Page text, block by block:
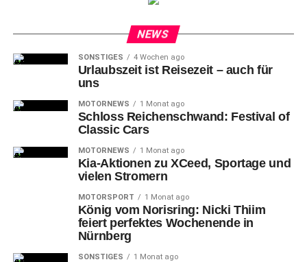
NEWS
SONSTIGES 4 Wochen ago
Urlaubszeit ist Reisezeit – auch für
uns
MOTORNEWS 1 Monat ago
Schloss Reichenschwand: Festival of
Classic Cars
MOTORNEWS 1 Monat ago
Kia-Aktionen zu XCeed, Sportage und
vielen Stromern
MOTORSPORT 1 Monat ago
König vom Norisring: Nicki Thiim
feiert perfektes Wochenende in
Nürnberg
SONSTIGES 1 Monat ago